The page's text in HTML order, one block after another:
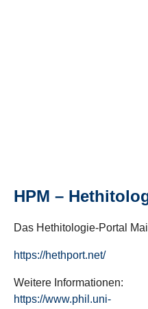
HPM –
Das Hethitologie-Portal
https://hethport.net/
Weitere Informationen:
https://www.phil.uni-